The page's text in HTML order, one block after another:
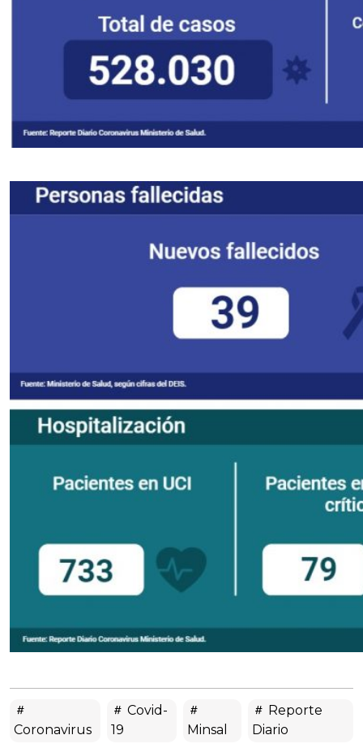
Coronavirus
Covid-
19
Minsal
Reporte
Diario